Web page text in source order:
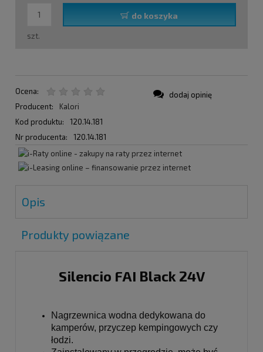
szt.
do koszyka
Ocena:
Producent:
Kalori
Kod produktu:
120.14.181
Nr producenta:
120.14.181
dodaj opinię
Opis
Produkty powiązane
Silencio FAI Black 24V
Nagrzewnica wodna dedykowana do
kamperów, przyczep kempingowych czy
łodzi.